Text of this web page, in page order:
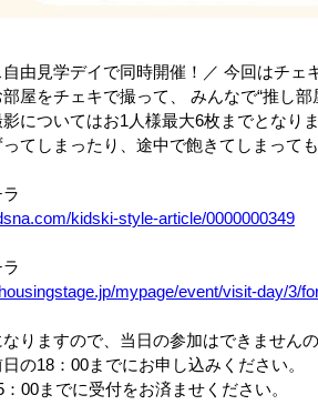
由見学デイで同時開催！／ 今回はチ
屋をチェキで撮って、 みんなで“推し部
についてはお1人様最大6枚までとなりま
てしまったり、途中で飽きてしまって
kidski-style-article/0000000349
mypage/event/visit-day/3/
りますので、当日の参加はできませんの
の18：00までにお申し込みください。
00までに受付をお済ませください。